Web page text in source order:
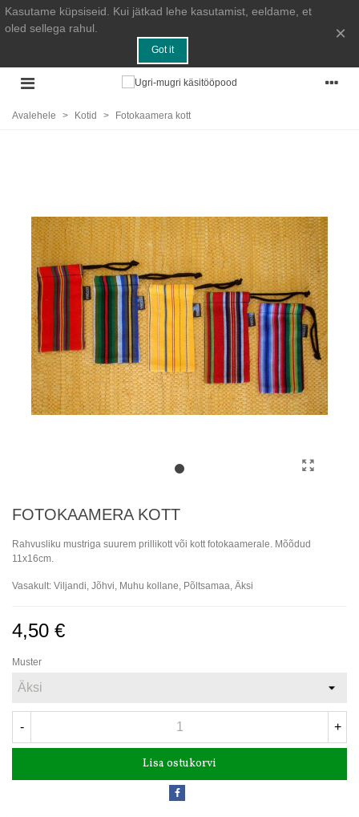
Kasutame küpsiseid. Kui jätkad lehe kasutamist, eeldame, et
oled sellega rahul.
Got it
×
Avalehele > Kotid > Fotokaamera kott
FOTOKAAMERA KOTT
Rahvusliku mustriga suurem prillikott või kott fotokaamerale. Mõõdud
11x16cm.
Vasakult: Viljandi, Jõhvi, Muhu kollane, Põltsamaa, Äksi
4,50 €
Muster
- +
Lisa ostukorvi